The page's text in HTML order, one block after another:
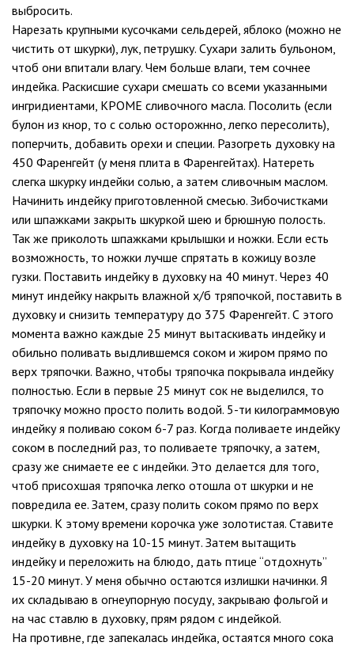
выбросить.
Нарезать крупными кусочками сельдерей, яблоко (можно не
чистить от шкурки), лук, петрушку. Сухари залить бульоном,
чтоб они впитали влагу. Чем больше влаги, тем сочнее
индейка. Раскисшие сухари смешать со всеми указанными
ингридиентами, КРОМЕ сливочного масла. Посолить (если
булон из кнор, то с солью осторожнно, легко пересолить),
поперчить, добавить орехи и специи. Разогреть духовку на
450 Фаренгейт (у меня плита в Фаренгейтах). Натереть
слегка шкурку индейки солью, а затем сливочным маслом.
Начинить индейку приготовленной смесью. Зибочистками
или шпажками закрыть шкуркой шею и брюшную полость.
Так же приколоть шпажками крылышки и ножки. Если есть
возможность, то ножки лучше спрятать в кожицу возле
гузки. Поставить индейку в духовку на 40 минут. Через 40
минут индейку накрыть влажной х/б тряпочкой, поставить в
духовку и снизить температуру до 375 Фаренгейт. С этого
момента важно каждые 25 минут вытаскивать индейку и
обильно поливать выдлившемся соком и жиром прямо по
верх тряпочки. Важно, чтобы тряпочка покрывала индейку
полностью. Если в первые 25 минут сок не выделился, то
тряпочку можно просто полить водой. 5-ти килограммовую
индейку я поливаю соком 6-7 раз. Когда поливаете индейку
соком в последний раз, то поливаете тряпочку, а затем,
сразу же снимаете ее с индейки. Это делается для того,
чтоб присохшая тряпочка легко отошла от шкурки и не
повредила ее. Затем, сразу полить соком прямо по верх
шкурки. К этому времени корочка уже золотистая. Ставите
индейку в духовку на 10-15 минут. Затем вытащить
индейку и переложить на блюдо, дать птице “отдохнуть”
15-20 минут. У меня обычно остаются излишки начинки. Я
их складываю в огнеупорную посуду, закрываю фольгой и
на час ставлю в духовку, прям рядом с индейкой.
На противне, где запекалась индейка, остаятся много сока